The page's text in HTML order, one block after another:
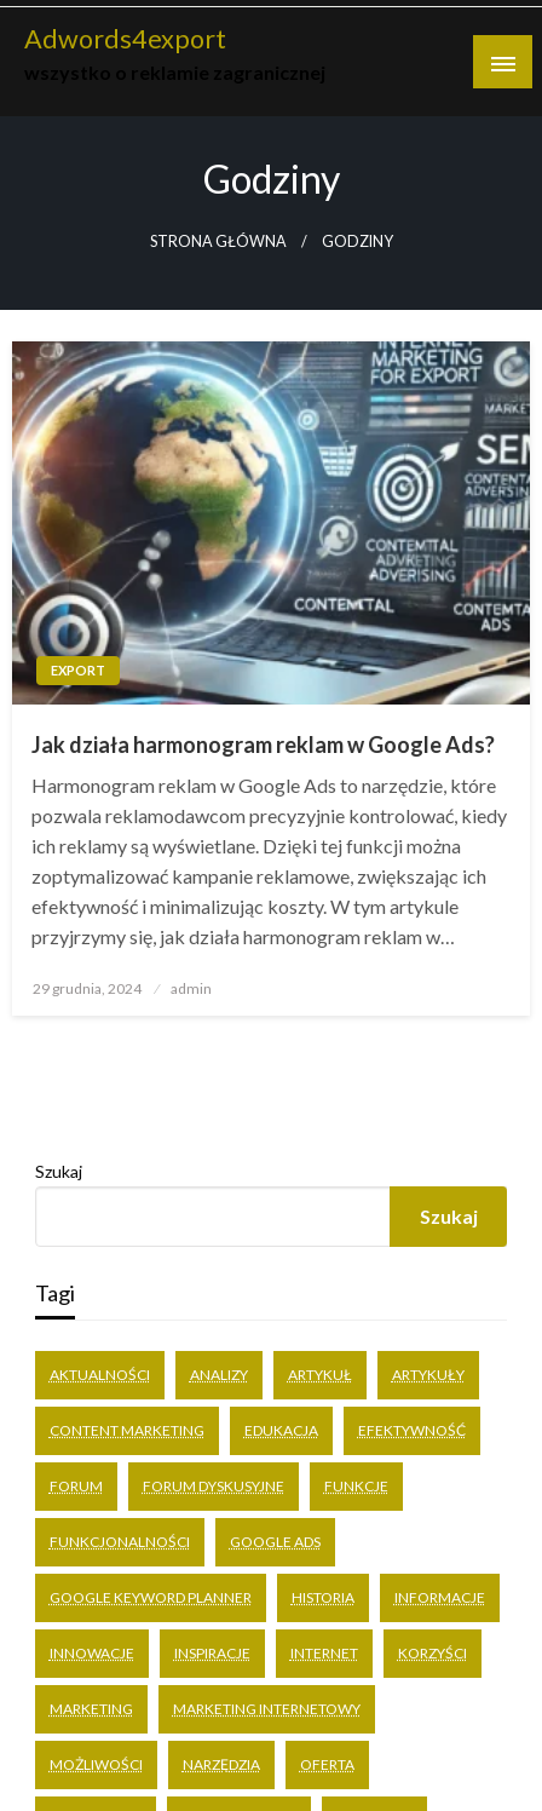
Skip
Adwords4export
Godziny
STRONA GŁÓWNA GODZINY
EXPORT
Jak działa harmonogram reklam w Google Ads?
Harmonogram reklam w Google Ads to narzędzie, które
pozwala reklamodawcom precyzyjnie kontrolować, kiedy
ich reklamy są wyświetlane. Dzięki tej funkcji można
zoptymalizować kampanie reklamowe, zwiększając ich
efektywność i minimalizując koszty. W tym artykule
przyjrzymy się, jak działa harmonogram reklam w…
Opublikowane
29 grudnia, 2024 admin
Szukaj
Szukaj
Tagi
AKTUALNOŚCI ANALIZY ARTYKUŁ ARTYKUŁY
CONTENT MARKETING EDUKACJA EFEKTYWNOŚĆ
FORUM FORUM DYSKUSYJNE FUNKCJE
FUNKCJONALNOŚCI GOOGLE ADS
GOOGLE KEYWORD PLANNER HISTORIA INFORMACJE
INNOWACJE INSPIRACJE INTERNET KORZYŚCI
MARKETING MARKETING INTERNETOWY
MOŻLIWOŚCI NARZĘDZIA OFERTA